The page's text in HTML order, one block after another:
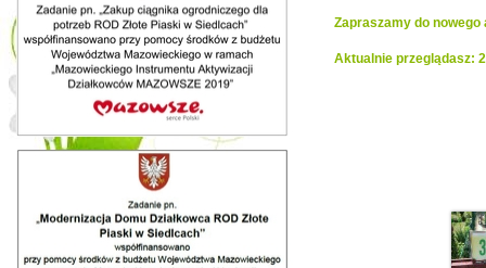
Zapraszamy do nowego
Aktualnie przeglądasz: